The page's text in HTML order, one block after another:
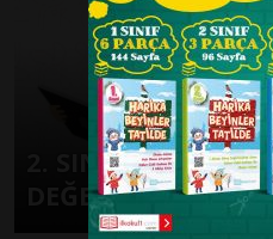
2. SINIF DOĞAL
DEĞERLENDİRME